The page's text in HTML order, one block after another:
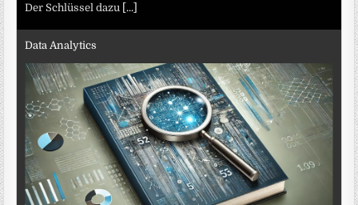
Der Schlüssel dazu [...]
Data Analytics